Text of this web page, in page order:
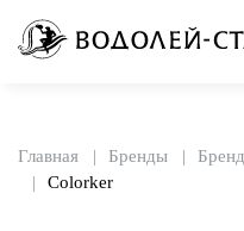
Главная Бренды
Colorker